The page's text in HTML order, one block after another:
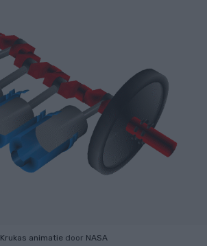
Krukas animatie door NASA